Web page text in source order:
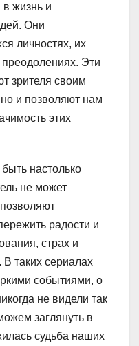
в жизнь и
Они
личностях, их
преодолениях. Эти
зрителя своим
и позволяют нам
этих
настолько
не может
радости и
страх и
таких сериалах
событиями, о
не видели так
заглянуть в
судьба наших